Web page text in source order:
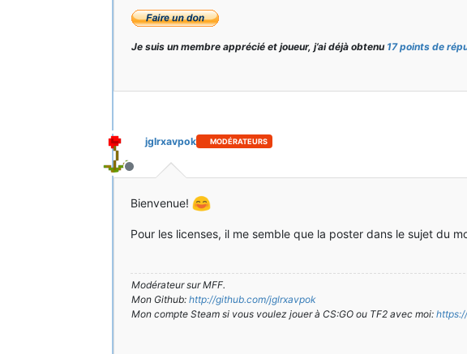
Je suis un membre apprécié et joueur, j’ai déjà obtenu 17 points de
Hors-ligne
jglrxavpok MODÉRATEURS
Bienvenue!
Pour les licenses, il me semble que la poster dans le sujet du
Modérateur sur MFF.
Mon Github: http://github.com/jglrxavpok
Mon compte Steam si vous voulez jouer à CS:GO ou TF2 avec moi: